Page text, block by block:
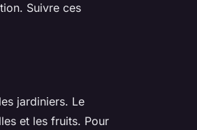
Suivre ces
jardiniers. Le
et les fruits. Pour